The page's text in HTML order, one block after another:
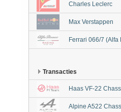
Charles Leclerc
Max Verstappen
Ferrari 066/7 (Alfa
Transacties
Haas VF-22
Alpine A522